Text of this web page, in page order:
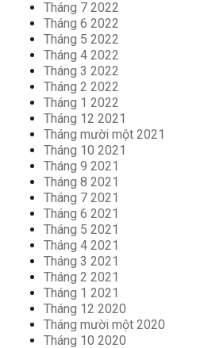
Tháng 7 2022
Tháng 6 2022
Tháng 5 2022
Tháng 4 2022
Tháng 3 2022
Tháng 2 2022
Tháng 1 2022
Tháng 12 2021
Tháng mười một 2021
Tháng 10 2021
Tháng 9 2021
Tháng 8 2021
Tháng 7 2021
Tháng 6 2021
Tháng 5 2021
Tháng 4 2021
Tháng 3 2021
Tháng 2 2021
Tháng 1 2021
Tháng 12 2020
Tháng mười một 2020
Tháng 10 2020